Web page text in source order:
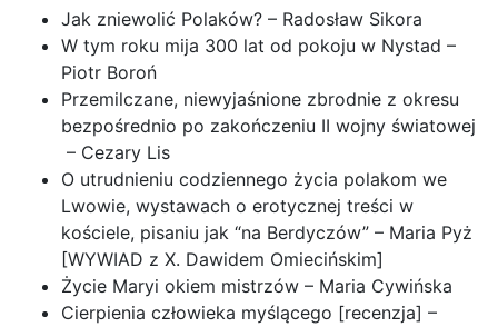
Jak zniewolić Polaków? – Radosław Sikora
W tym roku mija 300 lat od pokoju w Nystad –
Piotr Boroń
Przemilczane, niewyjaśnione zbrodnie z okresu
bezpośrednio po zakończeniu II wojny światowej
– Cezary Lis
O utrudnieniu codziennego życia polakom we
Lwowie, wystawach o erotycznej treści w
kościele, pisaniu jak “na Berdyczów” – Maria Pyż
[WYWIAD z X. Dawidem Omiecińskim]
Życie Maryi okiem mistrzów – Maria Cywińska
Cierpienia człowieka myślącego [recenzja] –